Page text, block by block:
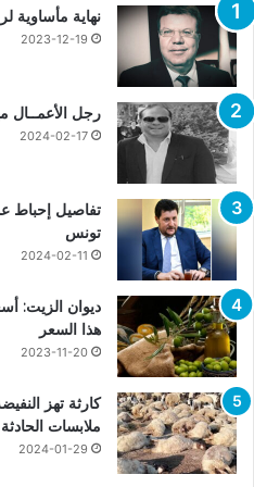
نهاية مأساوية
2023-12-19
رجل الأعمــال
2024-02-17
تفاصيل إحباط
تونس
2024-02-11
ديوان الزيت:
هذا السعر
2023-11-20
كارثة تهز
ملابسات الحادثة
2024-01-29